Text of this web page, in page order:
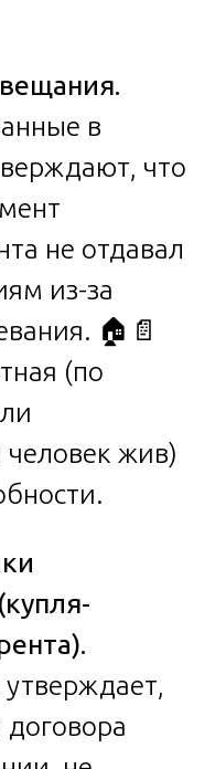
в
что
не отдавал
из-за
🏠📄
(по
жив)